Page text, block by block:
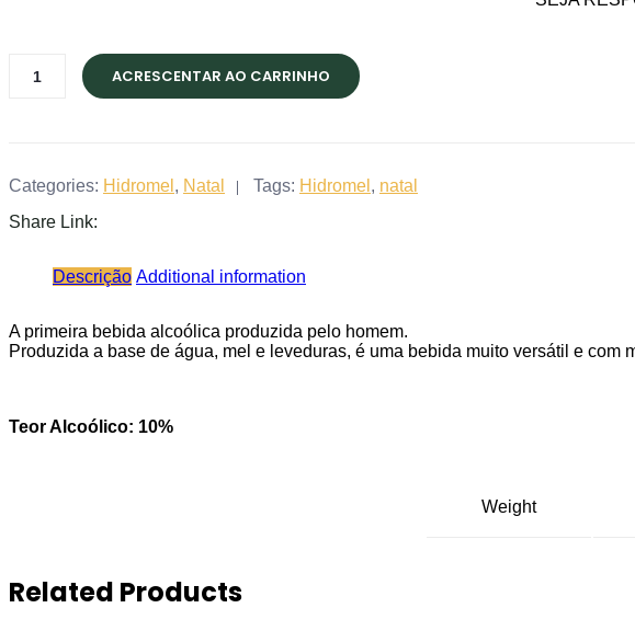
"carro
375ml
quantity
ACRESCENTAR AO CARRINHO
Categories: Hidromel , Natal Tags: Hidromel , natal
Share Link:
Descrição Additional information
A primeira bebida alcoólica produzida pelo homem.
Produzida a base de água, mel e leveduras, é uma bebida muito versátil e com
Teor Alcoólico: 10%
Weight
Related Products